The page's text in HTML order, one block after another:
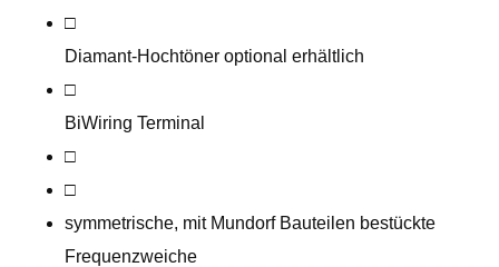
□
Diamant-Hochtöner optional erhältlich
□
BiWiring Terminal
□
□
symmetrische, mit Mundorf Bauteilen bestückte
Frequenzweiche